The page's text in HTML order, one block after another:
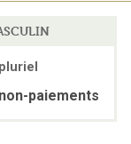
pluriel
non-paiements